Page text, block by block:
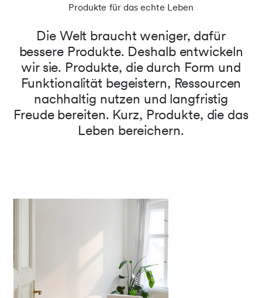
Produkte für das echte Leben
Die Welt braucht weniger, dafür
bessere Produkte. Deshalb entwickeln
wir sie. Produkte, die durch Form und
Funktionalität begeistern, Ressourcen
nachhaltig nutzen und langfristig
Freude bereiten. Kurz, Produkte, die das
Leben bereichern.